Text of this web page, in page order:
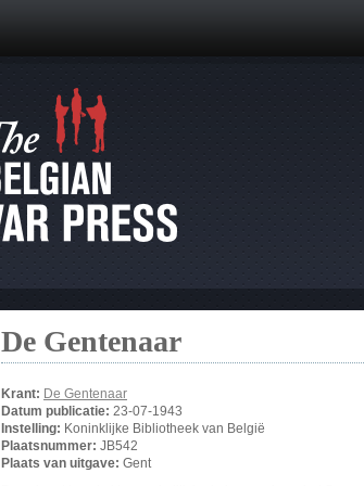
De Gentenaar
Krant: De Gentenaar
Datum publicatie: 23-07-1943
Instelling: Koninklijke Bibliotheek van België
Plaatsnummer: JB542
Plaats van uitgave: Gent